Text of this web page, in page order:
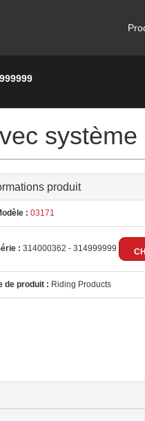
système
produit
: 03171
: 314000362 - 314999999
de produit : Riding Products